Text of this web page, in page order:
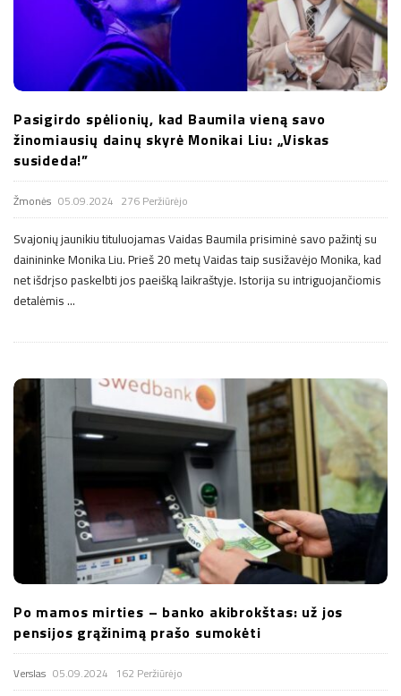
Pasigirdo spėlionių, kad Baumila vieną savo
žinomiausių dainų skyrė Monikai Liu: „Viskas
susideda!”
Žmonės 05.09.2024 276 Peržiūrėjo
Svajonių jaunikiu tituluojamas Vaidas Baumila prisiminė savo pažintį su
dainininke Monika Liu. Prieš 20 metų Vaidas taip susižavėjo Monika, kad
net išdrįso paskelbti jos paeišką laikraštyje. Istorija su intriguojančiomis
detalėmis …
Po mamos mirties – banko akibrokštas: už jos
pensijos grąžinimą prašo sumokėti
Verslas 05.09.2024 162 Peržiūrėjo